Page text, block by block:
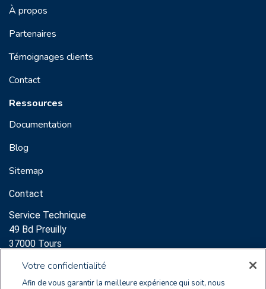
À propos
Partenaires
Témoignages clients
Contact
Ressources
Documentation
Blog
Sitemap
Contact
Service Technique
49 Bd Preuilly
37000 Tours
clearnoxsupport@wolterskluwer.com
+33 2 47 60 65 96
Votre confidentialité
Afin de vous garantir la meilleure expérience qui soit, nous